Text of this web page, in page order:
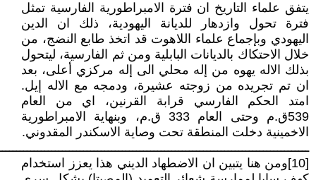
يتفق علماء التاريخ ان فترة الامبراطورية الفارسية تمثل
فترة تحول وازدهار للديانة اليهودية، ذلك ان الدين
اليهودي وبإجماع علماء اللاهوت قد اتخذ طابع النضج، من
خلال الاحتكاك بالديانات البابلية ومن ثم الفارسية، ليتحول
بذلك الاله يهوه من إله محلي الى إله مركزي أعلى، بعد
ان تم تجريده من زوجته عشيرة، ودمجه مع الاله إيل.
امتد الحكم الفارسي قرابة القرنين، اي من العام
539ق.م وحتى العام 333 ق.م، وبنهاية الامبراطورية
الاخمينية دخلت المنطقة تحت وصاية الاسكندر المقدوني.
[10]ومن هنا يتبين ان الاضطهاد الديني هذا يعزز استخدام